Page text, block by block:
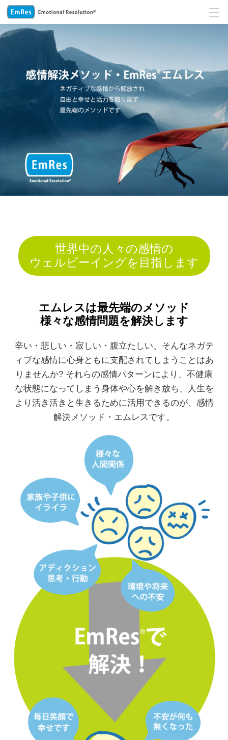
世界中の人々の感情の
ウェルビーイングを目指します
エムレスは最先端のメソッド
様々な感情問題を解決します
辛い・悲しい・寂しい・腹立たしい、そんなネガテ
ィブな感情に心身ともに支配されてしまうことはあ
りませんか? それらの感情パターンにより、不健康
な状態になってしまう身体や心を解き放ち、人生を
より活き活きと生きるために活用できるのが、感情
解決メソッド・エムレスです。